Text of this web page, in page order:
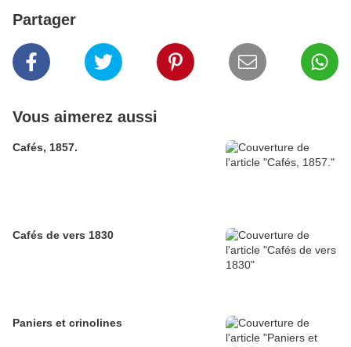
Partager
Vous aimerez aussi
Cafés, 1857.
Cafés de vers 1830
Paniers et crinolines